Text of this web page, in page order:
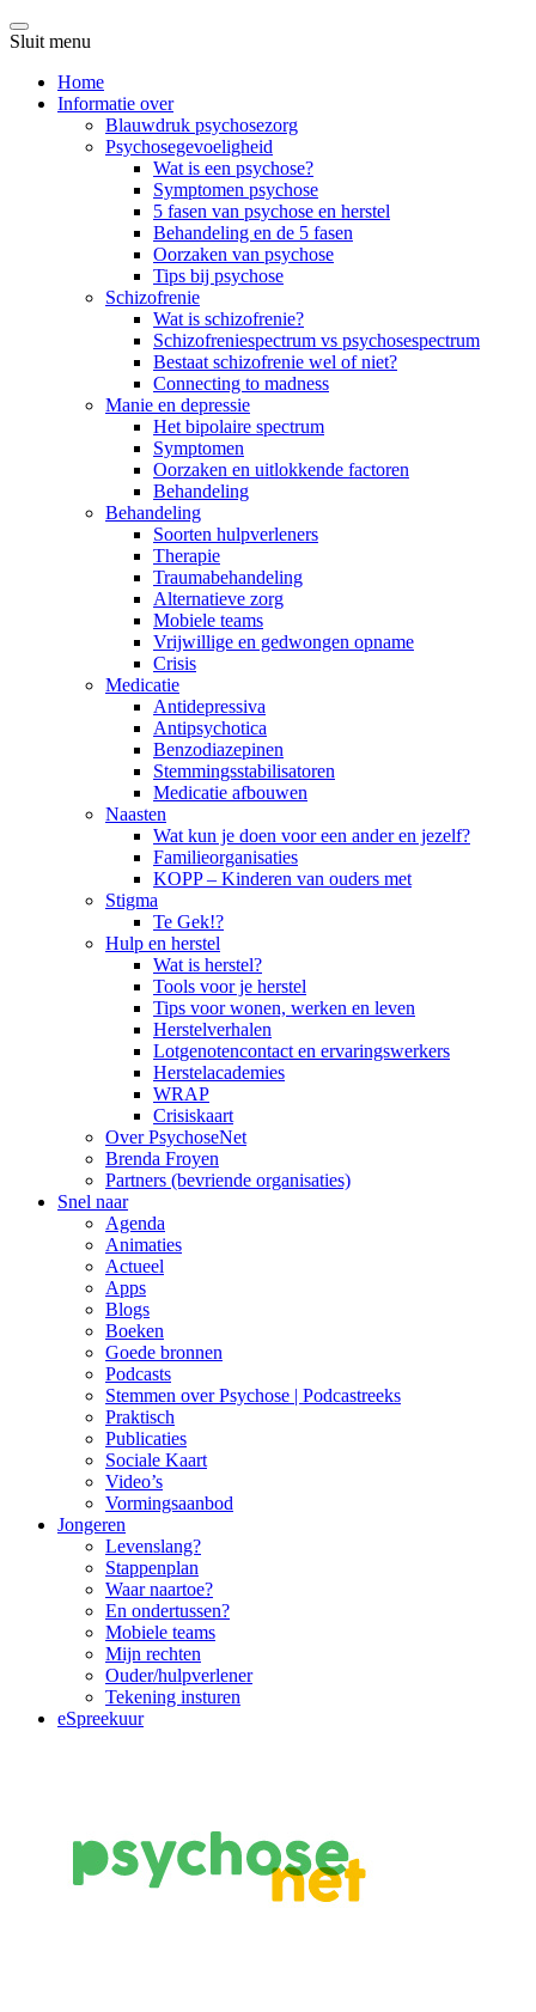
Sluit menu
Home
Informatie over
Blauwdruk psychosezorg
Psychosegevoeligheid
Wat is een psychose?
Symptomen psychose
5 fasen van psychose en herstel
Behandeling en de 5 fasen
Oorzaken van psychose
Tips bij psychose
Schizofrenie
Wat is schizofrenie?
Schizofreniespectrum vs psychosespectrum
Bestaat schizofrenie wel of niet?
Connecting to madness
Manie en depressie
Het bipolaire spectrum
Symptomen
Oorzaken en uitlokkende factoren
Behandeling
Behandeling
Soorten hulpverleners
Therapie
Traumabehandeling
Alternatieve zorg
Mobiele teams
Vrijwillige en gedwongen opname
Crisis
Medicatie
Antidepressiva
Antipsychotica
Benzodiazepinen
Stemmingsstabilisatoren
Medicatie afbouwen
Naasten
Wat kun je doen voor een ander en jezelf?
Familieorganisaties
KOPP – Kinderen van ouders met
Stigma
Te Gek!?
Hulp en herstel
Wat is herstel?
Tools voor je herstel
Tips voor wonen, werken en leven
Herstelverhalen
Lotgenotencontact en ervaringswerkers
Herstelacademies
WRAP
Crisiskaart
Over PsychoseNet
Brenda Froyen
Partners (bevriende organisaties)
Snel naar
Agenda
Animaties
Actueel
Apps
Blogs
Boeken
Goede bronnen
Podcasts
Stemmen over Psychose | Podcastreeks
Praktisch
Publicaties
Sociale Kaart
Video’s
Vormingsaanbod
Jongeren
Levenslang?
Stappenplan
Waar naartoe?
En ondertussen?
Mobiele teams
Mijn rechten
Ouder/hulpverlener
Tekening insturen
eSpreekuur